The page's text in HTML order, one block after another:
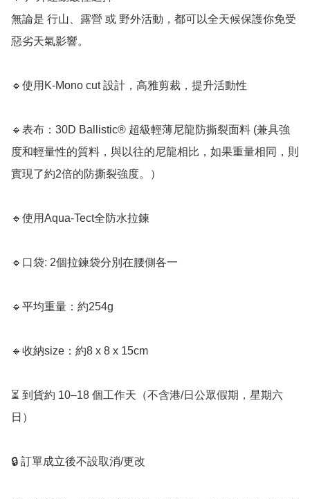
無論是 行山、露營 或 野外活動，都可以全天候保護你免受
惡劣天氣影響。
🔹使用K-Mono cut 設計，高雅剪裁，提升活動性
🔹表布：30D Ballistic® 超級輕薄尼龍防撕裂面料 (兼具強
度和輕量性的質料，與以往的尼龍相比，如果重量相同，則
實現了約2倍的防撕裂強度。）
🔹使用Aqua-Tect全防水拉鍊
🔹口袋: 2個拉鍊袋分別在腰側各一
🔹平均重量：約254g
🔹收納size：約8 x 8 x 15cm
⏳ 到貨約 10–18 個工作天（不含港/日公眾假期，星期六
日）
🔒 訂單成立後不設取消/更改